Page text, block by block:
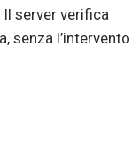
server verifica
senza l’intervento